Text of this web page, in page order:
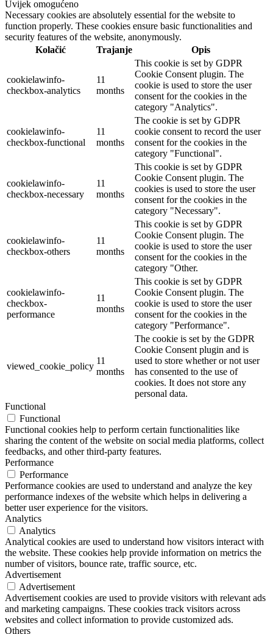
Uvijek omogućeno
Necessary cookies are absolutely essential for the website to
function properly. These cookies ensure basic functionalities and
security features of the website, anonymously.
Kolačić
Trajanje Opis
cookielawinfo-
checkbox-analytics
11
months
This cookie is set by GDPR
Cookie Consent plugin. The
cookie is used to store the user
consent for the cookies in the
category "Analytics".
cookielawinfo-
checkbox-functional
11
months
The cookie is set by GDPR
cookie consent to record the user
consent for the cookies in the
category "Functional".
cookielawinfo-
checkbox-necessary
11
months
This cookie is set by GDPR
Cookie Consent plugin. The
cookies is used to store the user
consent for the cookies in the
category "Necessary".
cookielawinfo-
checkbox-others
11
months
This cookie is set by GDPR
Cookie Consent plugin. The
cookie is used to store the user
consent for the cookies in the
category "Other.
cookielawinfo-
checkbox-
performance
11
months
This cookie is set by GDPR
Cookie Consent plugin. The
cookie is used to store the user
consent for the cookies in the
category "Performance".
viewed_cookie_policy
11
months
The cookie is set by the GDPR
Cookie Consent plugin and is
used to store whether or not user
has consented to the use of
cookies. It does not store any
personal data.
Functional
Functional
Functional cookies help to perform certain functionalities like
sharing the content of the website on social media platforms, collect
feedbacks, and other third-party features.
Performance
Performance
Performance cookies are used to understand and analyze the key
performance indexes of the website which helps in delivering a
better user experience for the visitors.
Analytics
Analytics
Analytical cookies are used to understand how visitors interact with
the website. These cookies help provide information on metrics the
number of visitors, bounce rate, traffic source, etc.
Advertisement
Advertisement
Advertisement cookies are used to provide visitors with relevant ads
and marketing campaigns. These cookies track visitors across
websites and collect information to provide customized ads.
Others